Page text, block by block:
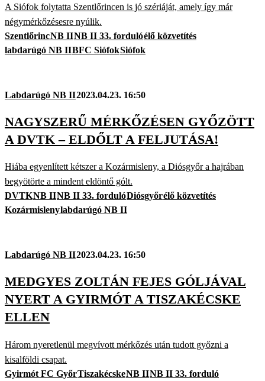
A Siófok folytatta Szentlőrincen is jó szériáját, amely így már
négymérkőzésesre nyúlik.
SzentlőrincNB IINB II 33. fordulóélő közvetítés
labdarúgó NB IIBFC SiófokSiófok
Labdarúgó NB II2023.04.23. 16:50
NAGYSZERŰ MÉRKŐZÉSEN GYŐZÖTT
A DVTK – ELDŐLT A FELJUTÁSA!
Hiába egyenlített kétszer a Kozármisleny, a Diósgyőr a hajrában
begyötörte a mindent eldöntő gólt.
DVTKNB IINB II 33. fordulóDiósgyőrélő közvetítés
Kozármislenylabdarúgó NB II
Labdarúgó NB II2023.04.23. 16:50
MEDGYES ZOLTÁN FEJES GÓLJÁVAL
NYERT A GYIRMÓT A TISZAKÉCSKE
ELLEN
Három nyeretlenül megvívott mérkőzés után tudott győzni a
kisalföldi csapat.
Gyirmót FC GyőrTiszakécskeNB IINB II 33. forduló